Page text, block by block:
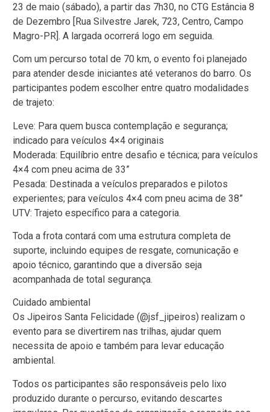
23 de maio (sábado), a partir das 7h30, no CTG Estância 8
de Dezembro [Rua Silvestre Jarek, 723, Centro, Campo
Magro-PR]. A largada ocorrerá logo em seguida.
Com um percurso total de 70 km, o evento foi planejado
para atender desde iniciantes até veteranos do barro. Os
participantes podem escolher entre quatro modalidades
de trajeto:
Leve: Para quem busca contemplação e segurança;
indicado para veículos 4×4 originais
Moderada: Equilíbrio entre desafio e técnica; para veículos
4×4 com pneu acima de 33”
Pesada: Destinada a veículos preparados e pilotos
experientes; para veículos 4×4 com pneu acima de 38”
UTV: Trajeto específico para a categoria.
Toda a frota contará com uma estrutura completa de
suporte, incluindo equipes de resgate, comunicação e
apoio técnico, garantindo que a diversão seja
acompanhada de total segurança.
Cuidado ambiental
Os Jipeiros Santa Felicidade (@jsf_jipeiros) realizam o
evento para se divertirem nas trilhas, ajudar quem
necessita de apoio e também para levar educação
ambiental.
Todos os participantes são responsáveis pelo lixo
produzido durante o percurso, evitando descartes